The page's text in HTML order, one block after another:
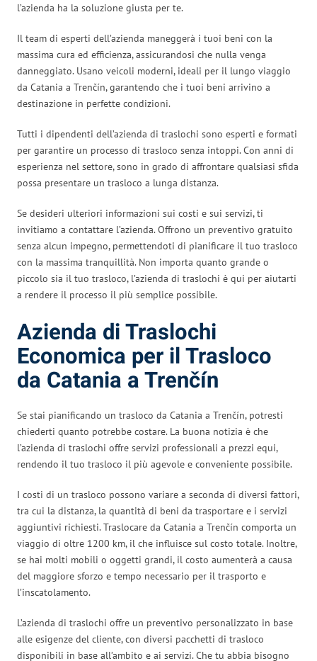
l’azienda ha la soluzione giusta per te.
Il team di esperti dell’azienda maneggerà i tuoi beni con la
massima cura ed efficienza, assicurandosi che nulla venga
danneggiato. Usano veicoli moderni, ideali per il lungo viaggio
da Catania a Trenčín, garantendo che i tuoi beni arrivino a
destinazione in perfette condizioni.
Tutti i dipendenti dell’azienda di traslochi sono esperti e formati
per garantire un processo di trasloco senza intoppi. Con anni di
esperienza nel settore, sono in grado di affrontare qualsiasi sfida
possa presentare un trasloco a lunga distanza.
Se desideri ulteriori informazioni sui costi e sui servizi, ti
invitiamo a contattare l’azienda. Offrono un preventivo gratuito
senza alcun impegno, permettendoti di pianificare il tuo trasloco
con la massima tranquillità. Non importa quanto grande o
piccolo sia il tuo trasloco, l’azienda di traslochi è qui per aiutarti
a rendere il processo il più semplice possibile.
Azienda di Traslochi
Economica per il Trasloco
da Catania a Trenčín
Se stai pianificando un trasloco da Catania a Trenčín, potresti
chiederti quanto potrebbe costare. La buona notizia è che
l’azienda di traslochi offre servizi professionali a prezzi equi,
rendendo il tuo trasloco il più agevole e conveniente possibile.
I costi di un trasloco possono variare a seconda di diversi fattori,
tra cui la distanza, la quantità di beni da trasportare e i servizi
aggiuntivi richiesti. Traslocare da Catania a Trenčín comporta un
viaggio di oltre 1200 km, il che influisce sul costo totale. Inoltre,
se hai molti mobili o oggetti grandi, il costo aumenterà a causa
del maggiore sforzo e tempo necessario per il trasporto e
l’inscatolamento.
L’azienda di traslochi offre un preventivo personalizzato in base
alle esigenze del cliente, con diversi pacchetti di trasloco
disponibili in base all’ambito e ai servizi. Che tu abbia bisogno